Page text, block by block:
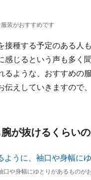
装がおすすめです
接種する予定のある人
感じるという声も多く
るような、おすすめの
えしていきますので
が抜けるくらい
口や身幅にゆとりがあるもの